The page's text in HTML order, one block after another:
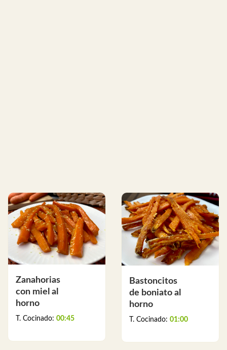
Zanahorias
con miel al
horno
T. Cocinado: 00:45
Bastoncitos
de boniato al
horno
T. Cocinado: 01:00